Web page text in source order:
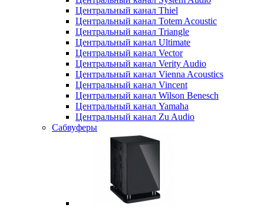
Центральный канал Thiel
Центральный канал Totem Acoustic
Центральный канал Triangle
Центральный канал Ultimate
Центральный канал Vector
Центральный канал Verity Audio
Центральный канал Vienna Acoustics
Центральный канал Vincent
Центральный канал Wilson Benesch
Центральный канал Yamaha
Центральный канал Zu Audio
Сабвуферы